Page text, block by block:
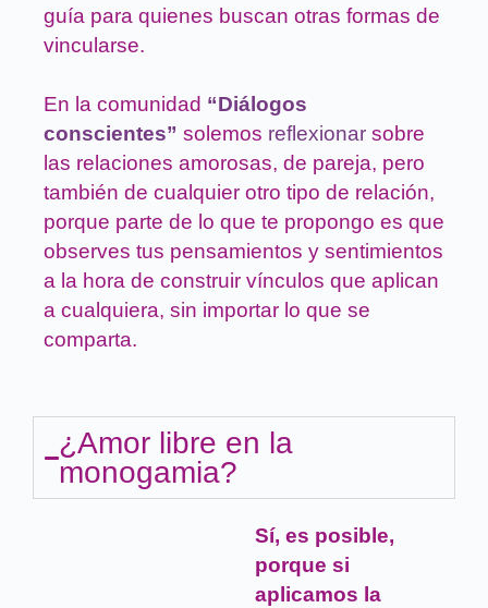
guía para quienes buscan otras formas de
vincularse.
En la comunidad “Diálogos
conscientes” solemos reflexionar sobre
las relaciones amorosas, de pareja, pero
también de cualquier otro tipo de relación,
porque parte de lo que te propongo es que
observes tus pensamientos y sentimientos
a la hora de construir vínculos que aplican
a cualquiera, sin importar lo que se
comparta.
¿Amor libre en la
monogamia?
Sí, es posible,
porque si
aplicamos la